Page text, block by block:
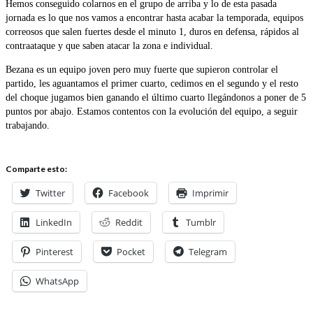
Hemos conseguido colarnos en el grupo de arriba y lo de esta pasada
jornada es lo que nos vamos a encontrar hasta acabar la temporada, equipos
correosos que salen fuertes desde el minuto 1, duros en defensa, rápidos al
contraataque y que saben atacar la zona e individual.
Bezana es un equipo joven pero muy fuerte que supieron controlar el
partido, les aguantamos el primer cuarto, cedimos en el segundo y el resto
del choque jugamos bien ganando el último cuarto llegándonos a poner de 5
puntos por abajo. Estamos contentos con la evolución del equipo, a seguir
trabajando.
Comparte esto:
Twitter Facebook Imprimir
LinkedIn Reddit Tumblr
Pinterest Pocket Telegram
WhatsApp